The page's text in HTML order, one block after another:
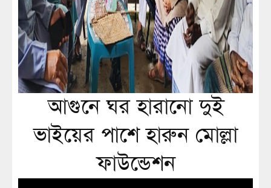
আগুনে ঘর হারানো দুই
ভাইয়ের পাশে হারুন মোল্লা
ফাউন্ডেশন